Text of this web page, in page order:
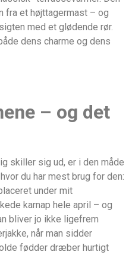
fra et højttagermast – og
med et glødende rør.
dens charme og dens
– og det
skiller sig ud, er i den måde
du har mest brug for den:
under mit
karnap hele april – og
bliver jo ikke ligefrem
når man sidder
fødder dræber hurtigt